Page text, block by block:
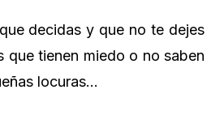
decidas y que no te dejes
que tienen miedo o no saben
locuras…